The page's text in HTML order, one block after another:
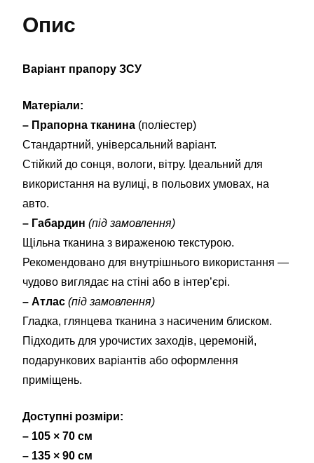
Опис
Варіант прапору ЗСУ
Матеріали:
– Прапорна тканина (поліестер)
Стандартний, універсальний варіант.
Стійкий до сонця, вологи, вітру. Ідеальний для
використання на вулиці, в польових умовах, на
авто.
– Габардин (під замовлення)
Щільна тканина з вираженою текстурою.
Рекомендовано для внутрішнього використання —
чудово виглядає на стіні або в інтер’єрі.
– Атлас (під замовлення)
Гладка, глянцева тканина з насиченим блиском.
Підходить для урочистих заходів, церемоній,
подарункових варіантів або оформлення
приміщень.
Доступні розміри:
– 105 × 70 см
– 135 × 90 см